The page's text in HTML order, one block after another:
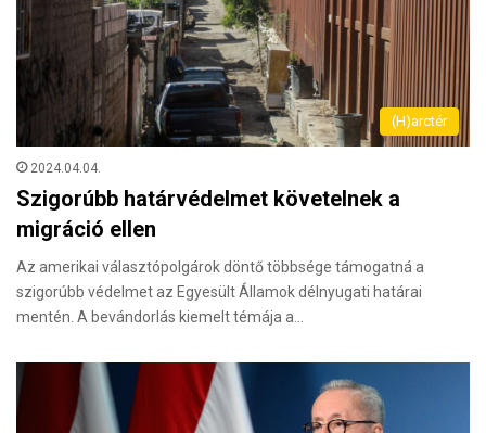
(H)arctér
2024.04.04.
Szigorúbb határvédelmet követelnek a
migráció ellen
Az amerikai választópolgárok döntő többsége támogatná a
szigorúbb védelmet az Egyesült Államok délnyugati határai
mentén. A bevándorlás kiemelt témája a…